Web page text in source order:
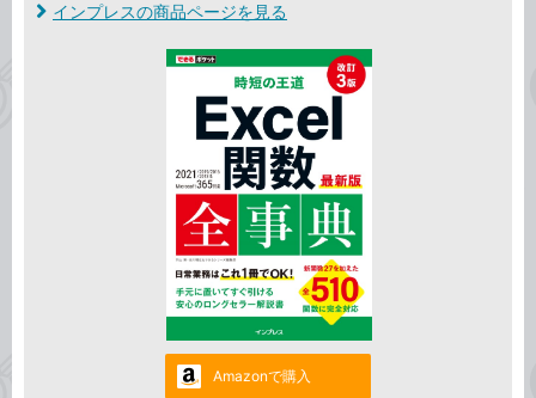
インプレスの商品ページを見る
Amazonで購入